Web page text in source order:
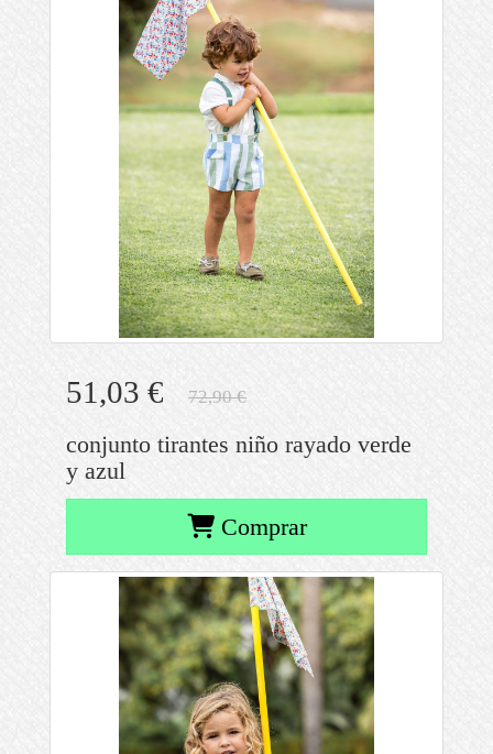
51,03 € 72,90 €
conjunto tirantes niño rayado verde
y azul
Comprar